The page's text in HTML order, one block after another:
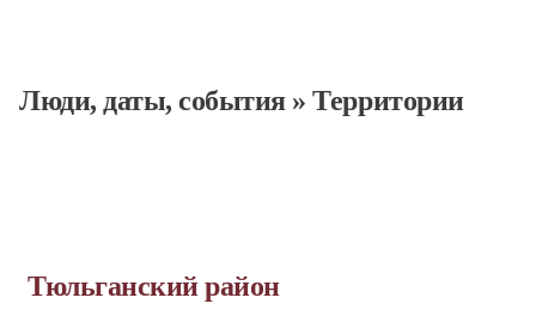
Люди, даты, cобытия»Территории
Тюльганский район